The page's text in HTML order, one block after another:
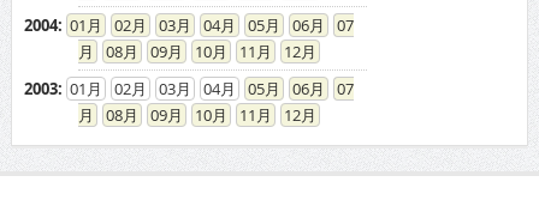
2004: 01 02 03 04 05 06
07
08
09 10 11
12
2003: 01 02 03 04 05 06
07
08
09 10 11 12